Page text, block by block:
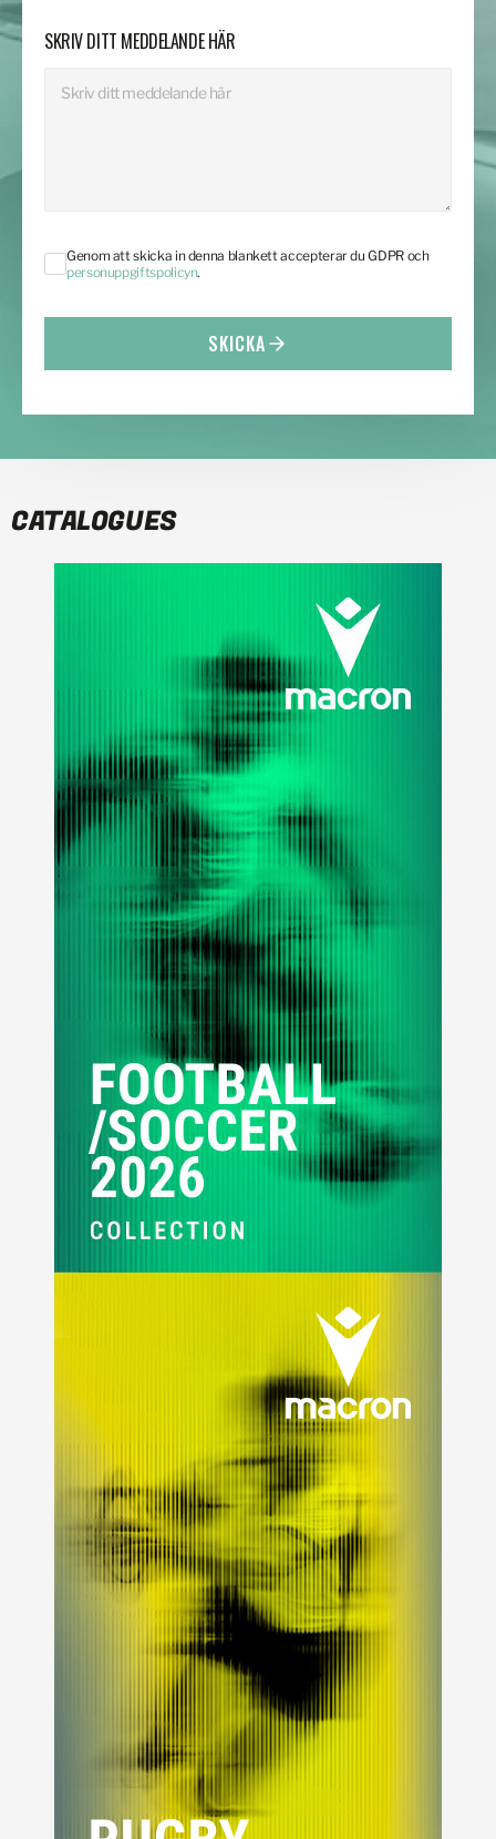
SKRIV DITT MEDDELANDE HÄR
Genom att skicka in denna blankett accepterar du GDPR och
personuppgiftspolicyn.
SKICKA
CATALOGUES